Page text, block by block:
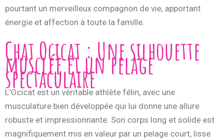
pourtant un merveilleux compagnon de vie, apportant
énergie et affection à toute la famille.
Chat Ocicat : Une silhouette
musclée et un pelage
spectaculaire
L’Ocicat est un véritable athlète félin, avec une
musculature bien développée qui lui donne une allure
robuste et impressionnante. Son corps long et solide est
magnifiquement mis en valeur par un pelage court, lisse